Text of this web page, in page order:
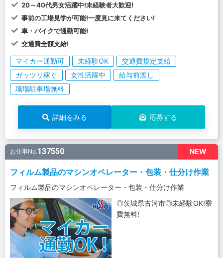
20～40代男女活躍中!未経験者大歓迎!
事前の工場見学が可能!一度見に来てください!
車・バイクで通勤可能!
交通費全額支給!
マイカー通勤可 未経験OK
交通費規定支給
ガッツリ稼ぐ
女性活躍中
給与前渡し
職場駐車場無料
詳細をみる 応募する
NEW
お仕事No.137550
フィルム製品のマシンオペレーター・包装・仕分け作業
フィルム製品のマシンオペレーター・包装・仕分け作業
◎茨城県古河市◎未経験OK!寮
費無料!